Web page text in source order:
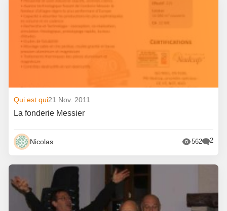
Qui est qui21 Nov. 2011
La fonderie Messier
Nicolas 562 2